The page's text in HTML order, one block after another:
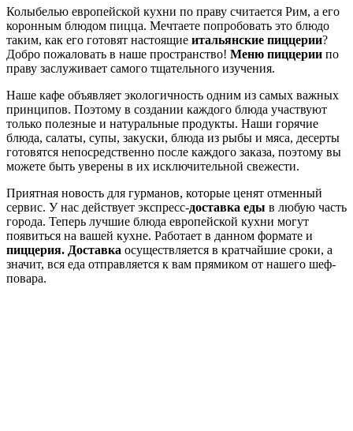
Колыбелью европейской кухни по праву считается Рим, а его
коронным блюдом пицца. Мечтаете попробовать это блюдо
таким, как его готовят настоящие итальянские пиццерии?
Добро пожаловать в наше пространство! Меню пиццерии по
праву заслуживает самого тщательного изучения.
Наше кафе объявляет экологичность одним из самых важных
принципов. Поэтому в создании каждого блюда участвуют
только полезные и натуральные продукты. Наши горячие
блюда, салаты, супы, закуски, блюда из рыбы и мяса, десерты
готовятся непосредственно после каждого заказа, поэтому вы
можете быть уверены в их исключительной свежести.
Приятная новость для гурманов, которые ценят отменный
сервис. У нас действует экспресс-доставка еды в любую часть
города. Теперь лучшие блюда европейской кухни могут
появиться на вашей кухне. Работает в данном формате и
пиццерия. Доставка осуществляется в кратчайшие сроки, а
значит, вся еда отправляется к вам прямиком от нашего шеф-
повара.